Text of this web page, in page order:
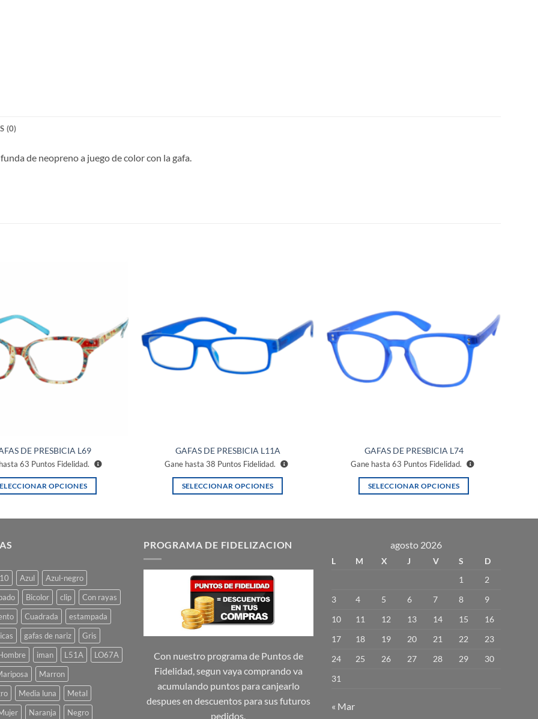
(0)
de neopreno a juego de color con la gafa.
DE PRESBICIA L69
63 Puntos Fidelidad.
OPCIONES
Las
opciones
se
pueden
elegir
en
la
página
de
producto
deseos
GAFAS DE PRESBICIA L11A
Gane hasta 38 Puntos Fidelidad.
SELECCIONAR OPCIONES
múltiples
Las
opciones
se
pueden
elegir
en
la
producto
deseos
GAFAS DE PRESBICIA L74
Gane hasta 63 Puntos Fidelidad.
SELECCIONAR OPCIONES
múltiples
variantes.
elegir
en
Azul
Azul-negro
Bicolor clip
Con rayas
Cuadrada
estampada
gafas de nariz
Gris
iman L51A
LO67A
Marron
Media luna
Metal
Naranja Negro
PROGRAMA DE FIDELIZACION
Con nuestro programa de Puntos de
Fidelidad, segun vaya comprando va
acumulando puntos para canjearlo
despues en descuentos para sus futuros
pedidos.
agosto 2026
L M X J V S
D
1
2
3
4 5 6 7 8
9
10
11 12 13 14 15
16
17
18 19 20 21 22
23
24
25 26 27 28 29
30
31
« Mar